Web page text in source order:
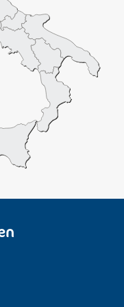
bewundern,
1954 in das Meer
ist.